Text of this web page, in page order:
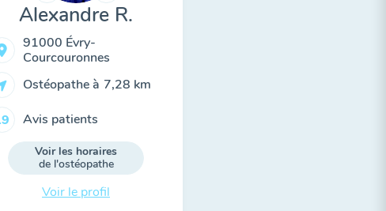
Alexandre R.
91000 Évry-
Courcouronnes
Ostéopathe à 7,28 km
Avis patients
Voir les horaires
de l'ostéopathe
Voir le profil